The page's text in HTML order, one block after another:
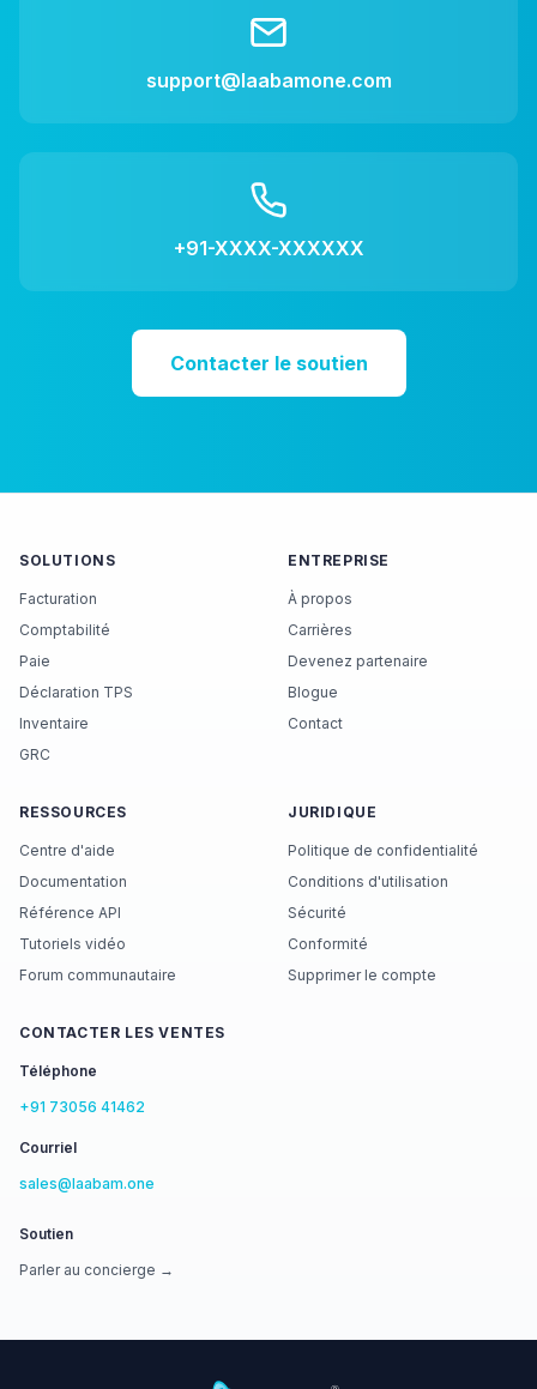
support@laabamone.com
+91-XXXX-XXXXXX
Contacter le soutien
SOLUTIONS
Facturation
Comptabilité
Paie
Déclaration TPS
Inventaire
GRC
ENTREPRISE
À propos
Carrières
Devenez partenaire
Blogue
Contact
RESSOURCES
Centre d'aide
Documentation
Référence API
Tutoriels vidéo
Forum communautaire
JURIDIQUE
Politique de confidentialité
Conditions d'utilisation
Sécurité
Conformité
Supprimer le compte
CONTACTER LES VENTES
Téléphone
+91 73056 41462
Courriel
sales@laabam.one
Soutien
Parler au concierge →